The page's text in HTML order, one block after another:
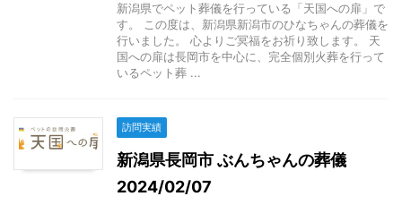
新潟県でペット葬儀を行っている「天国への扉」で
す。 この度は、新潟県新潟市のひなちゃんの葬儀を
行いました。 心よりご冥福をお祈り致します。 天
国への扉は長岡市を中心に、完全個別火葬を行って
いるペット葬 ...
訪問実績
新潟県長岡市 ぶんちゃんの葬儀
2024/02/07